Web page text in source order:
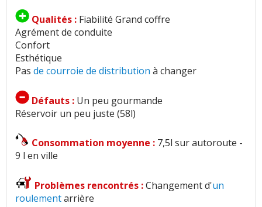
Qualités : Fiabilité Grand coffre
Agrément de conduite
Confort
Esthétique
Pas de courroie de distribution à changer
Défauts : Un peu gourmande
Réservoir un peu juste (58l)
Consommation moyenne : 7,5l sur autoroute -
9 l en ville
Problèmes rencontrés :Changement d'un
roulementarrière